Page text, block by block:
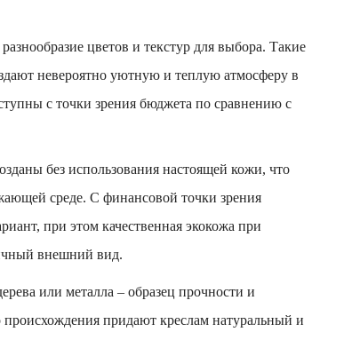
цветов и текстур для выбора. Такие
невероятно уютную и теплую атмосферу в
с точки зрения бюджета по сравнению с
без использования настоящей кожи, что
среде. С финансовой точки зрения
при этом качественная экокожа при
внешний вид.
или металла – образец прочности и
придают креслам натуральный и